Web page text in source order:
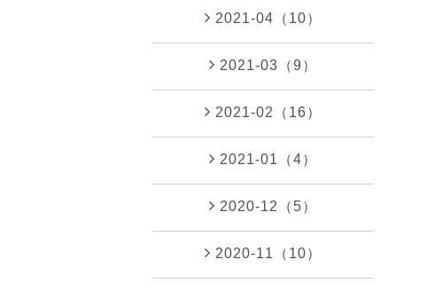
2021-04（10）
2021-03（9）
2021-02（16）
2021-01（4）
2020-12（5）
2020-11（10）